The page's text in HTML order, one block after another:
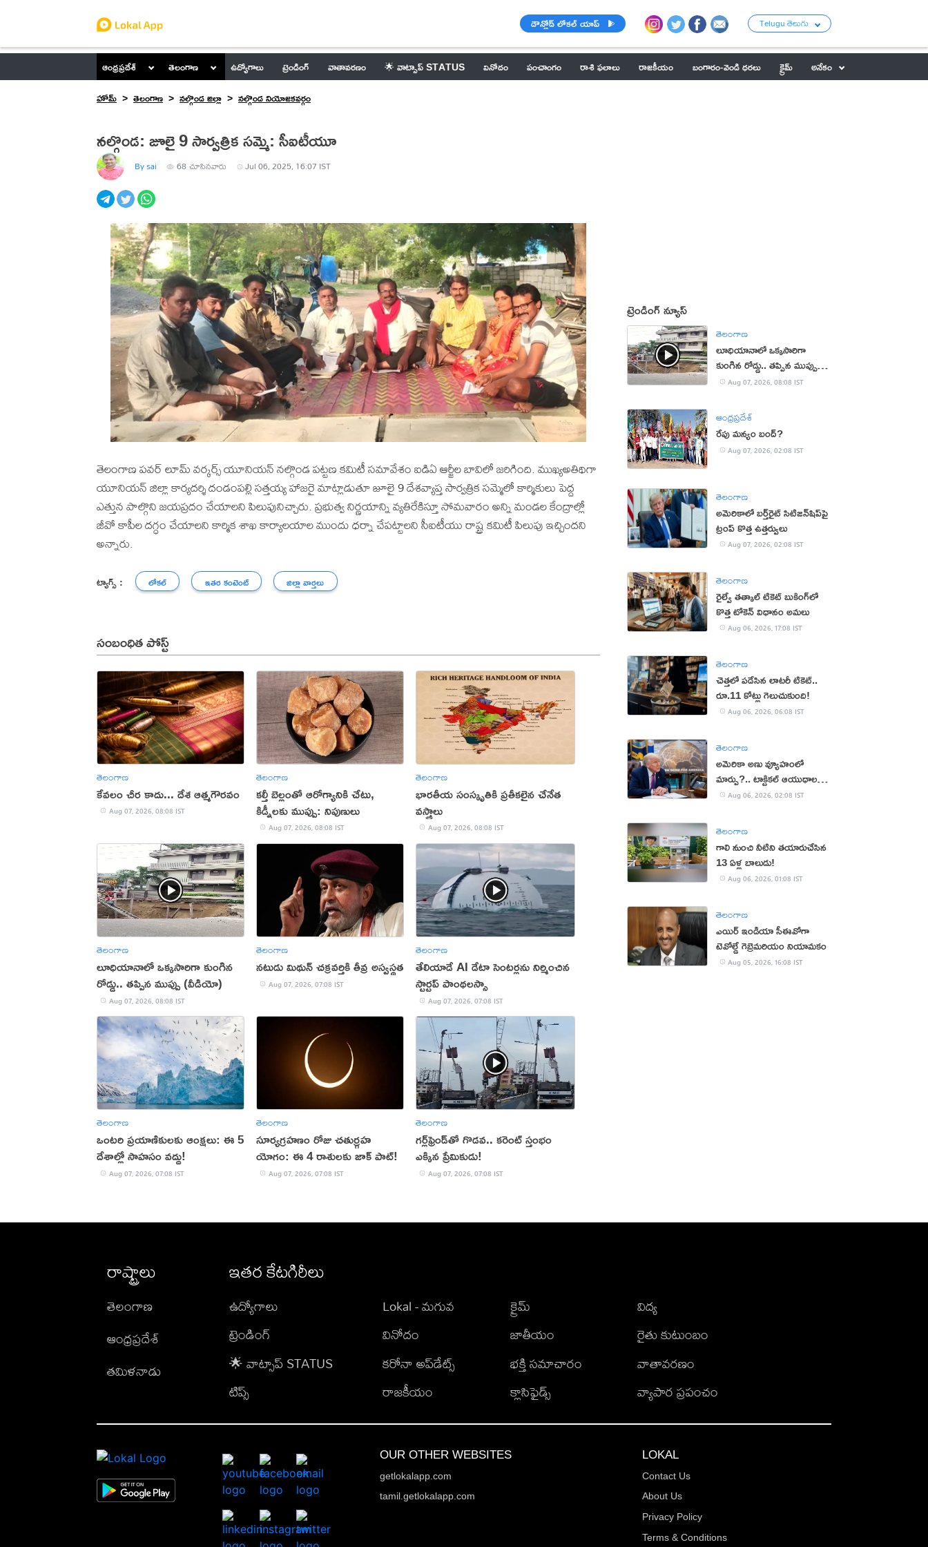
డౌన్లోడ్ లోకల్ యాప్ Telugu తెలుగు
ఆంధ్రప్రదేశ్ తెలంగాణ ఉద్యోగాలు ట్రెండింగ్ వాతావరణం 🌟 వాట్సాప్ STATUS వినోదం పంచాంగం రాశి ఫలాలు రాజకీయం బంగారం-వెండి ధరలు క్రైమ్
అనేకం
హోమ్
తెలంగాణ నల్గొండ జిల్లా నల్గొండ నియోజకవర్గం
నల్గొండ: జూలై 9 సార్వత్రిక సమ్మె: సీఐటీయూ
By sai 68 చూసినవారు Jul 06, 2025, 16:07 IST
తెలంగాణ పవర్ లూమ్ వర్కర్స్ యూనియన్ నల్గొండ పట్టణ కమిటీ సమావేశం ఐడిఏ ఆర్జీల బావిలో జరిగింది. ముఖ్యఅతిథిగా
యూనియన్ జిల్లా కార్యదర్శి దండంపల్లి సత్తయ్య హాజరై మాట్లాడుతూ జూలై 9 దేశవ్యాప్త సార్వత్రిక సమ్మెలో కార్మికులు పెద్ద
ఎత్తున పాల్గొని జయప్రదం చేయాలని పిలుపునిచ్చారు. ప్రభుత్వ నిర్ణయాన్ని వ్యతిరేకిస్తూ సోమవారం అన్ని మండల కేంద్రాల్లో
జీవో కాపీల దగ్ధం చేయాలని కార్మిక శాఖ కార్యాలయాల ముందు ధర్నా చేపట్టాలని సీఐటీయు రాష్ట్ర కమిటీ పిలుపు ఇచ్చిందని
అన్నారు.
ట్యాగ్స్ : లోకల్ ఇతర కంటెంట్ జిల్లా వార్తలు
సంబంధిత పోస్ట్
తెలంగాణ
కేవలం చీర కాదు... దేశ ఆత్మగౌరవం
Aug 07, 2026, 08:08 IST
తెలంగాణ
కల్తీ బెల్లంతో ఆరోగ్యానికి చేటు,
కిడ్నీలకు ముప్పు: నిపుణులు
Aug 07, 2026, 08:08 IST
తెలంగాణ
భారతీయ సంస్కృతికి ప్రతీకలైన చేనేత
వస్త్రాలు
Aug 07, 2026, 08:08 IST
తెలంగాణ
లూధియానాలో ఒక్కసారిగా కుంగిన
రోడ్డు.. తప్పిన ముప్పు (వీడియో)
Aug 07, 2026, 08:08 IST
తెలంగాణ
నటుడు మిథున్ చక్రవర్తికి తీవ్ర అస్వస్థత
Aug 07, 2026, 07:08 IST
తెలంగాణ
తేలియాడే AI డేటా సెంటర్లను నిర్మించిన
స్టార్టప్ పాంథలస్సా
Aug 07, 2026, 07:08 IST
తెలంగాణ
ఒంటరి ప్రయాణికులకు ఆంక్షలు: ఈ 5
దేశాల్లో సాహసం వద్దు!
Aug 07, 2026, 07:08 IST
తెలంగాణ
సూర్యగ్రహణం రోజు చతుర్గ్రహ
యోగం: ఈ 4 రాశులకు జాక్ పాట్!
Aug 07, 2026, 07:08 IST
తెలంగాణ
గర్ల్‌ఫ్రెండ్‌తో గొడవ.. కరెంట్ స్తంభం
ఎక్కిన ప్రేమికుడు!
Aug 07, 2026, 07:08 IST
ట్రెండింగ్ న్యూస్
తెలంగాణ
లూధియానాలో ఒక్కసారిగా
కుంగిన రోడ్డు.. తప్పిన ముప్పు
(వీడియో)
Aug 07, 2026, 08:08 IST
ఆంధ్రప్రదేశ్
రేపు మన్యం బంద్‌?
Aug 07, 2026, 02:08 IST
తెలంగాణ
అమెరికాలో బర్త్‌రైట్ సిటిజన్‌షిప్‌పై
ట్రంప్ కొత్త ఉత్తర్వులు
Aug 07, 2026, 02:08 IST
తెలంగాణ
రైల్వే తత్కాల్ టికెట్ బుకింగ్‌లో
కొత్త టోకెన్ విధానం అమలు
Aug 06, 2026, 17:08 IST
తెలంగాణ
చెత్తలో పడేసిన లాటరీ టికెట్..
రూ.11 కోట్లు గెలుచుకుంది!
Aug 06, 2026, 06:08 IST
తెలంగాణ
అమెరికా అణు వ్యూహంలో
మార్పు?.. టాక్టికల్ ఆయుధాలకు
ప్రాధాన్యం!
Aug 06, 2026, 02:08 IST
తెలంగాణ
గాలి నుంచి నీటిని తయారుచేసిన
13 ఏళ్ల బాలుడు!
Aug 06, 2026, 01:08 IST
తెలంగాణ
ఎయిర్ ఇండియా సీఈవోగా
టెవోల్డే గెబ్రెమరియం నియామకం
Aug 05, 2026, 16:08 IST
రాష్ట్రాలు
తెలంగాణ
ఆంధ్రప్రదేశ్
తమిళనాడు
ఇతర కేటగిరీలు
ఉద్యోగాలు
ట్రెండింగ్
🌟 వాట్సాప్ STATUS
టిప్స్
Lokal - మగువ
వినోదం
కరోనా అప్‌డేట్స్
రాజకీయం
క్రైమ్
జాతీయం
భక్తి సమాచారం
క్లాసిఫైడ్స్
విద్య
రైతు కుటుంబం
వాతావరణం
వ్యాపార ప్రపంచం
OUR OTHER WEBSITES
getlokalapp.com
tamil.getlokalapp.com
LOKAL
Contact Us
About Us
Privacy Policy
Terms & Conditions